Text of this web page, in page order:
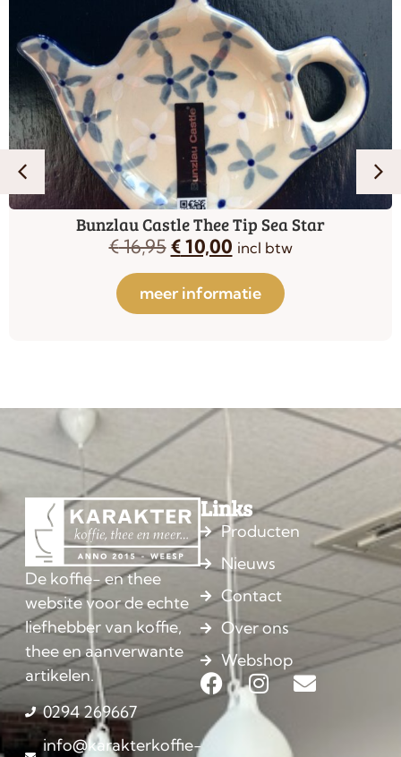
Bunzlau Castle Thee Tip Sea Star
€16,95 €10,00 incl btw
meer informatie
De koffie- en thee
website voor de echte
liefhebber van koffie,
thee en aanverwante
artikelen.
0294 269667
info@karakterkoffie-
Links
Producten
Nieuws
Contact
Over ons
Webshop